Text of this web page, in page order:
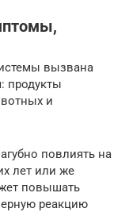
вызвана
продукты
и
повлиять на
лет или же
повышать
реакцию